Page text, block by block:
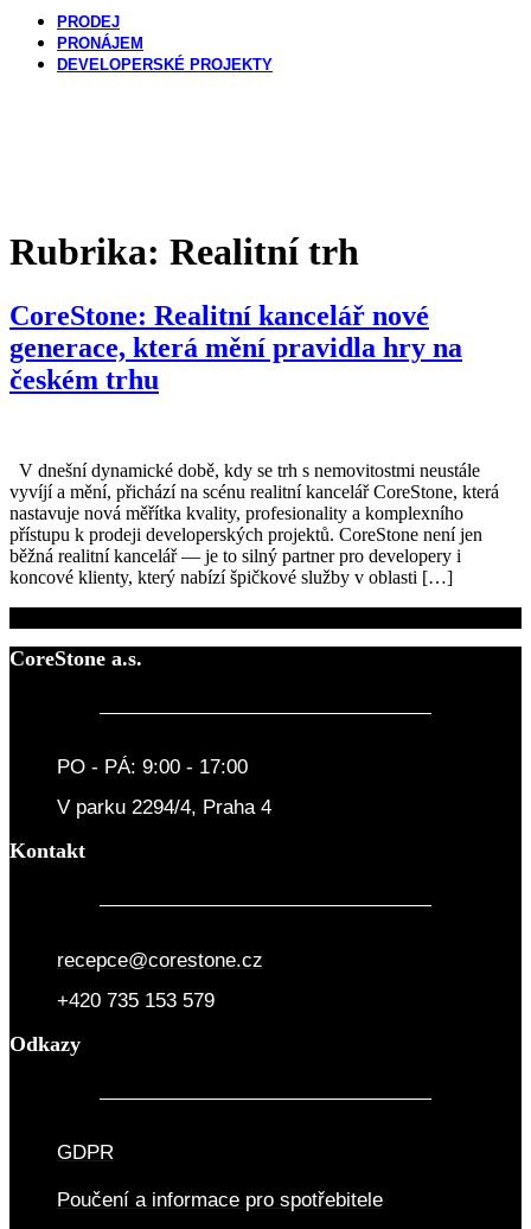
PRODEJ
PRONÁJEM
DEVELOPERSKÉ PROJEKTY
Rubrika: Realitní trh
CoreStone: Realitní kancelář nové
generace, která mění pravidla hry na
českém trhu
V dnešní dynamické době, kdy se trh s nemovitostmi neustále
vyvíjí a mění, přichází na scénu realitní kancelář CoreStone, která
nastavuje nová měřítka kvality, profesionality a komplexního
přístupu k prodeji developerských projektů. CoreStone není jen
běžná realitní kancelář — je to silný partner pro developery i
koncové klienty, který nabízí špičkové služby v oblasti […]
CoreStone a.s.
PO - PÁ: 9:00 - 17:00
V parku 2294/4, Praha 4
Kontakt
recepce@corestone.cz
+420 735 153 579
Odkazy
GDPR
Poučení a informace pro spotřebitele